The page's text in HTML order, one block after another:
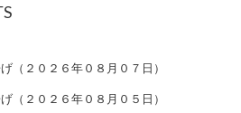
（２０２６年０８月０７日）
（２０２６年０８月０５日）